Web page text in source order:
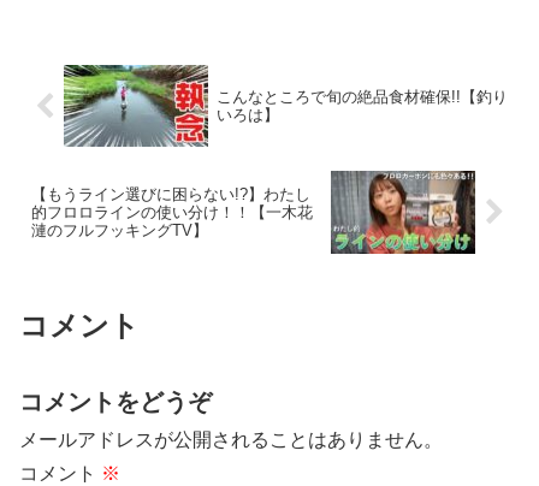
こんなところで旬の絶品食材確保!!【釣り
いろは】
【もうライン選びに困らない!?】わたし
的フロロラインの使い分け！！【一木花
漣のフルフッキングTV】
コメント
コメントをどうぞ
メールアドレスが公開されることはありません。
コメント ※